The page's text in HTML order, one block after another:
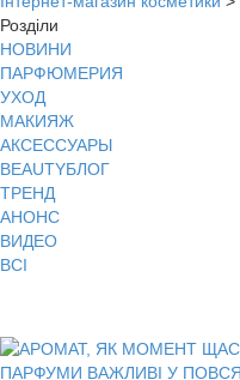
Розділи
НОВИНИ
ПАРФЮМЕРИЯ
УХОД
МАКИЯЖ
АКСЕССУАРЫ
BEAUTYБЛОГ
ТРЕНД
АНОНС
ВИДЕО
ВСІ